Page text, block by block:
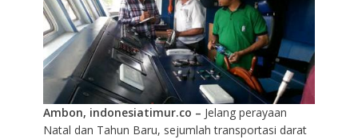
Ambon, indonesiatimur.co – Jelang perayaan
Natal dan Tahun Baru, sejumlah transportasi darat